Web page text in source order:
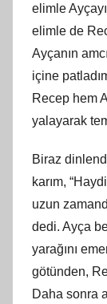
elimle
elimle de
Ayçanın
içine
Recep hem
yalayarak
Biraz
karım,
uzun
dedi. Ayça
yarağını
götünden,
Daha sonra